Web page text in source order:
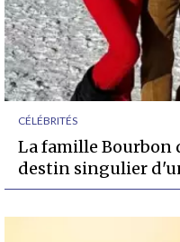
CÉLÉBRITÉS
La famille Bourbon
destin singulier